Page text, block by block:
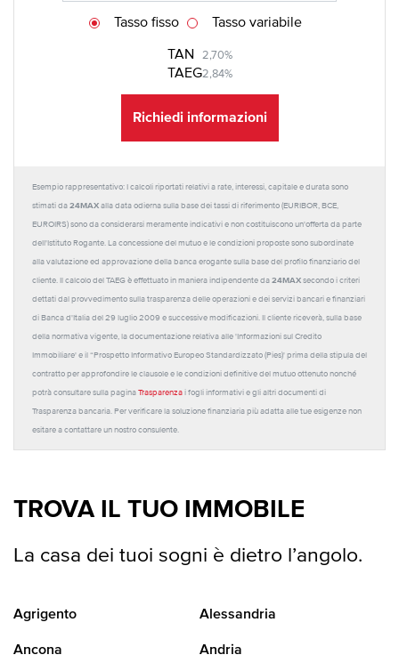
TAN 2,70%
TAEG2,84%
Tasso fisso Tasso variabile
Richiedi informazioni
Esempio rappresentativo: I calcoli riportati relativi a rate, interessi, capitale e durata sono
stimati da 24MAX alla data odierna sulla base dei tassi di riferimento (EURIBOR, BCE,
EUROIRS) sono da considerarsi meramente indicativi e non costituiscono un'offerta da parte
dell'Istituto Rogante. La concessione del mutuo e le condizioni proposte sono subordinate
alla valutazione ed approvazione della banca erogante sulla base del profilo finanziario del
cliente. Il calcolo del TAEG è effettuato in maniera indipendente da 24MAX secondo i criteri
dettati dal provvedimento sulla trasparenza delle operazioni e dei servizi bancari e finanziari
di Banca d'Italia del 29 luglio 2009 e successive modificazioni. Il cliente riceverà, sulla base
della normativa vigente, la documentazione relativa alle 'Informazioni sul Credito
Immobiliare' e il “Prospetto Informativo Europeo Standardizzato (Pies)' prima della stipula del
contratto per approfondire le clausole e le condizioni definitive del mutuo ottenuto nonché
potrà consultare sulla pagina Trasparenza i fogli informativi e gli altri documenti di
Trasparenza bancaria. Per verificare la soluzione finanziaria più adatta alle tue esigenze non
esitare a contattare un nostro consulente.
TROVA IL TUO IMMOBILE
La casa dei tuoi sogni è dietro l’angolo.
Agrigento Alessandria
Ancona Andria